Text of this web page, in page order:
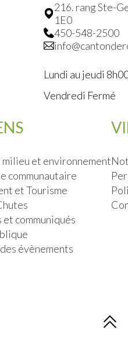
milieu et environnement
communautaire
et Tourisme
communiqués
évènements
216. rang Ste-
1E0
450-548-2500
Lundi au jeudi
Vendredi Fermé